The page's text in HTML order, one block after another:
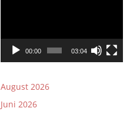
00:00 03:04
August 2026
Juni 2026